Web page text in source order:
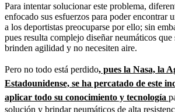
Para intentar solucionar este problema,
enfocado sus esfuerzos para poder encontrar
a los deportistas preocuparse por ello; sin
pues resulta complejo diseñar neumáticos que
brinden agilidad y no necesiten aire.
Pero no todo está perdido, pues la Nasa, la
Estadounidense, se ha percatado de este
aplicar todo su conocimiento y tecnología
solución y brindar neumáticos de alta